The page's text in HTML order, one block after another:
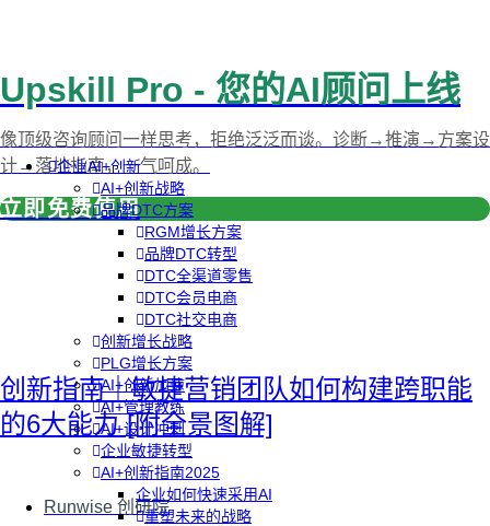
企业AI+创新
AI+创新战略
品牌DTC方案
RGM增长方案
品牌DTC转型
DTC全渠道零售
DTC会员电商
DTC社交电商
创新增长战略
PLG增长方案
AI+创新加速
AI+管理教练
AI+设计冲刺
企业敏捷转型
AI+创新指南2025
企业如何快速采用AI
重塑未来的战略
Upskill Pro - 您的AI顾问上线
像顶级咨询顾问一样思考，拒绝泛泛而谈。诊断→推演→方案设
计→落地指南，一气呵成。
立即免费使用
创新指南｜敏捷营销团队如何构建跨职能
的6大能力 [附全景图解]
Runwise 创研院